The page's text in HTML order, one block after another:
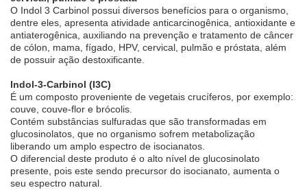
O Indol 3 Carbinol possui diversos benefícios para o organismo,
dentre eles, apresenta atividade anticarcinogênica, antioxidante e
antiaterogênica, auxiliando na prevenção e tratamento de câncer
de cólon, mama, fígado, HPV, cervical, pulmão e próstata, além
de possuir ação destoxificante.
Indol-3-Carbinol (I3C)
É um composto proveniente de vegetais crucíferos, por exemplo:
couve, couve-flor e brócolis.
Contém substâncias sulfuradas que são transformadas em
glucosinolatos, que no organismo sofrem metabolização
liberando um amplo espectro de isocianatos.
O diferencial deste produto é o alto nível de glucosinolato
presente, pois este sendo precursor do isocianato, aumenta o
seu espectro natural.